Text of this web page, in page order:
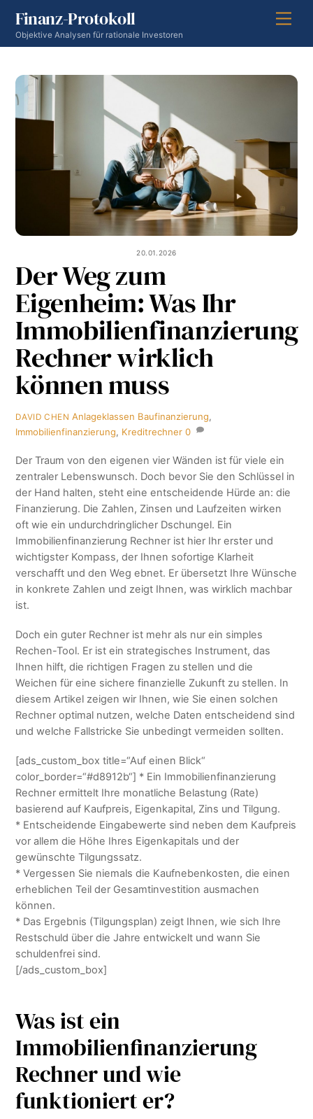
content
Finanz-Protokoll
Objektive Analysen für rationale Investoren
20.01.2026
Der Weg zum
Eigenheim: Was Ihr
Immobilienfinanzierung
Rechner wirklich
können muss
DAVID CHEN Anlageklassen Baufinanzierung,
Immobilienfinanzierung, Kreditrechner 0
Der Traum von den eigenen vier Wänden ist für viele ein
zentraler Lebenswunsch. Doch bevor Sie den Schlüssel in
der Hand halten, steht eine entscheidende Hürde an: die
Finanzierung. Die Zahlen, Zinsen und Laufzeiten wirken
oft wie ein undurchdringlicher Dschungel. Ein
Immobilienfinanzierung Rechner ist hier Ihr erster und
wichtigster Kompass, der Ihnen sofortige Klarheit
verschafft und den Weg ebnet. Er übersetzt Ihre Wünsche
in konkrete Zahlen und zeigt Ihnen, was wirklich machbar
ist.
Doch ein guter Rechner ist mehr als nur ein simples
Rechen-Tool. Er ist ein strategisches Instrument, das
Ihnen hilft, die richtigen Fragen zu stellen und die
Weichen für eine sichere finanzielle Zukunft zu stellen. In
diesem Artikel zeigen wir Ihnen, wie Sie einen solchen
Rechner optimal nutzen, welche Daten entscheidend sind
und welche Fallstricke Sie unbedingt vermeiden sollten.
[ads_custom_box title=“Auf einen Blick“
color_border=“#d8912b“] * Ein Immobilienfinanzierung
Rechner ermittelt Ihre monatliche Belastung (Rate)
basierend auf Kaufpreis, Eigenkapital, Zins und Tilgung.
* Entscheidende Eingabewerte sind neben dem Kaufpreis
vor allem die Höhe Ihres Eigenkapitals und der
gewünschte Tilgungssatz.
* Vergessen Sie niemals die Kaufnebenkosten, die einen
erheblichen Teil der Gesamtinvestition ausmachen
können.
* Das Ergebnis (Tilgungsplan) zeigt Ihnen, wie sich Ihre
Restschuld über die Jahre entwickelt und wann Sie
schuldenfrei sind.
[/ads_custom_box]
Was ist ein
Immobilienfinanzierung
Rechner und wie
funktioniert er?